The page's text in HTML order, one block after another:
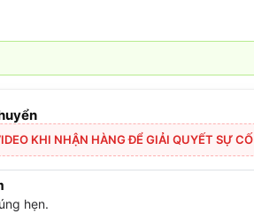
KHI NHẬN HÀNG ĐỂ GIẢI QUYẾT SỰ CỐ
hẹn.